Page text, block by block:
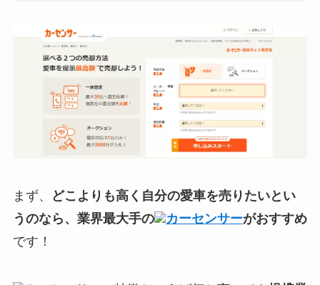
まず、
どこよりも高く自分の愛車を売りたいとい
うのなら、業界最大手の
カーセンサーがおすすめ
です！